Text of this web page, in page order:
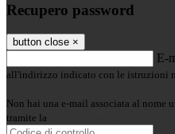
Recupero password
button close ×
E-
all'indirizzo indicato con le istruzioni
Non hai una e-mail associata al nome
tramite la